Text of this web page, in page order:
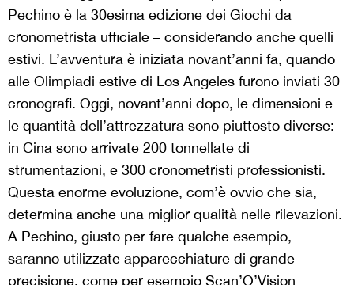
Pechino è la 30esima edizione dei Giochi da
cronometrista ufficiale – considerando anche quelli
estivi. L’avventura è iniziata novant’anni fa, quando
alle Olimpiadi estive di Los Angeles furono inviati 30
cronografi. Oggi, novant’anni dopo, le dimensioni e
le quantità dell’attrezzatura sono piuttosto diverse:
in Cina sono arrivate 200 tonnellate di
strumentazioni, e 300 cronometristi professionisti.
Questa enorme evoluzione, com’è ovvio che sia,
determina anche una miglior qualità nelle rilevazioni.
A Pechino, giusto per fare qualche esempio,
saranno utilizzate apparecchiature di grande
precisione, come per esempio Scan’O’Vision